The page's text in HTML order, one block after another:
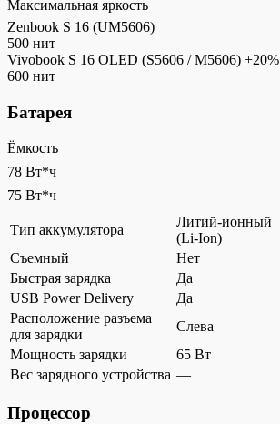
Максимальная яркость
Zenbook S 16 (UM5606)
500 нит
Vivobook S 16 OLED (S5606 / M5606) +20%
600 нит
Батарея
Ёмкость
78 Вт*ч
75 Вт*ч
Тип аккумулятора
Литий-ионный
(Li-Ion)
Съемный
Нет
Быстрая зарядка
Да
USB Power Delivery
Да
Расположение разъема
для зарядки
Слева
Мощность зарядки
65 Вт
Вес зарядного устройства —
Процессор